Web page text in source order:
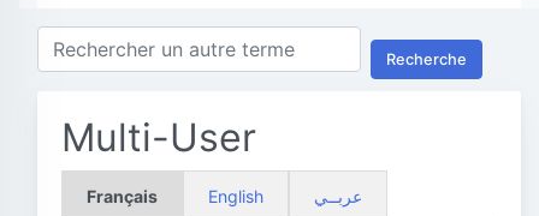
Recherche
Multi-User
Français English عربــي